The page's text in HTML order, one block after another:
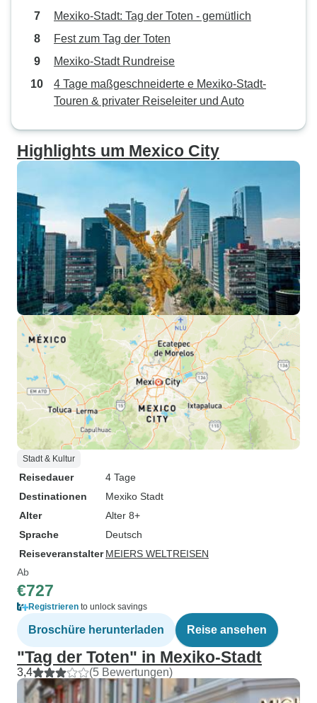
Mexiko-Stadt: Tag der Toten - gemütlich
Fest zum Tag der Toten
Mexiko-Stadt Rundreise
4 Tage maßgeschneiderte e Mexiko-Stadt-
Touren & privater Reiseleiter und Auto
Highlights um Mexico City
Stadt & Kultur
Reisedauer
4 Tage
Destinationen
Mexiko Stadt
Alter
Alter 8+
Sprache
Deutsch
Reiseveranstalter MEIERS WELTREISEN
Ab
€727
Registrieren to unlock savings
Broschüre herunterladen Reise ansehen
"Tag der Toten" in Mexiko-Stadt
3,4 (5 Bewertungen)